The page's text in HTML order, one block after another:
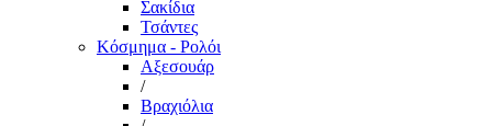
Σακίδια
Τσάντες
Κόσμημα - Ρολόι
Αξεσουάρ
/
Βραχιόλια